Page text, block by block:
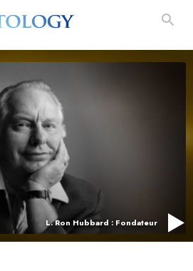
L. Ron Hubbard : Fondateur